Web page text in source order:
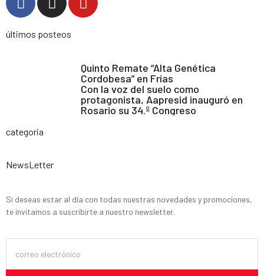
últimos posteos
Quinto Remate “Alta Genética
Cordobesa” en Frías
Con la voz del suelo como
protagonista, Aapresid inauguró en
Rosario su 34.º Congreso
categoria
NewsLetter
Si deseas estar al día con todas nuestras novedades y promociones,
te invitamos a suscribirte a nuestro newsletter.